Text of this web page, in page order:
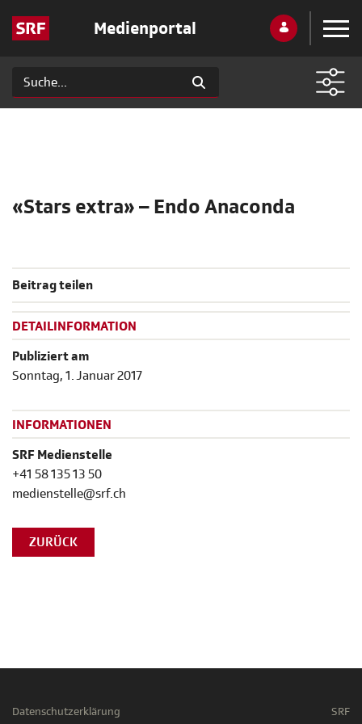
Medienportal
«Stars extra» – Endo Anaconda
Beitrag teilen
DETAILINFORMATION
Publiziert am
Sonntag, 1. Januar 2017
INFORMATIONEN
SRF Medienstelle
+41 58 135 13 50
medienstelle@srf.ch
ZURÜCK
Datenschutzerklärung SRF